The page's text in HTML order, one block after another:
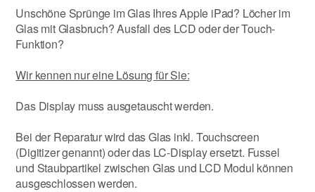
Unschöne Sprünge im Glas Ihres Apple iPad? Löcher im
Glas mit Glasbruch? Ausfall des LCD oder der Touch-
Funktion?
Wir kennen nur eine Lösung für Sie:
Das Display muss ausgetauscht werden.
Bei der Reparatur wird das Glas inkl. Touchscreen
(Digitizer genannt) oder das LC-Display ersetzt. Fussel
und Staubpartikel zwischen Glas und LCD Modul können
ausgeschlossen werden.